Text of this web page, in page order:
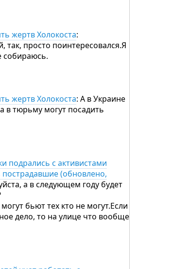
жертв Холокоста:
так, просто поинтересовался.Я
собираюсь.
жертв Холокоста: А в Украине
в тюрьму могут посадить
подрались с активистами
пострадавшие (обновлено,
а в следующем году будет
бьют тех кто не могут.Если
дело, то на улице что вообще